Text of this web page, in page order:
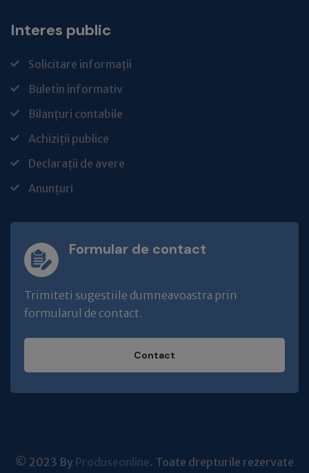
Interes public
Solicitare informații
Buletin informativ
Bilanțuri contabile
Achiziții publice
Declarații de avere
Anunțuri
Formular de contact
Trimiteti sugestiile dumneavoastra prin
formularul de contact.
Contact
© 2023 By Produseonline. Toate drepturile rezervate